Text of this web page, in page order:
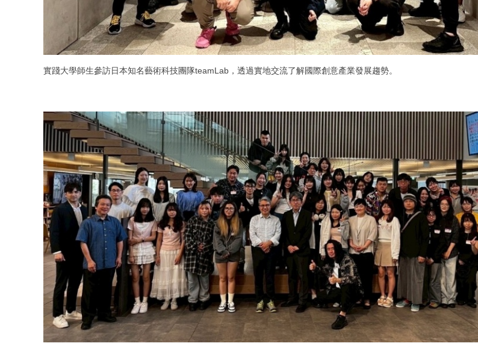
實踐大學師生參訪日本知名藝術科技團隊teamLab，透過實地交流了解國際創意產業發展趨勢。